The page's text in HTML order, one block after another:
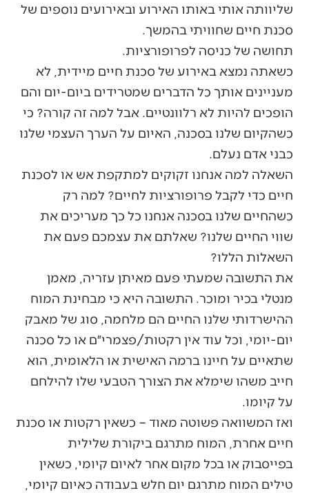
שליוותה אותי באותו האירוע ובאירועים נוספים של
סכנת חיים שחוויתי בהמשך.
תחושה של כניסה לפרופורציות.
כשאתה נמצא באירוע של סכנת חיים מיידית, לא
מעניינים אותך כל הדברים שמטרידים ביום-יום והם
הופכים להיות לא רלוונטיים. אבל למה זה קורה? כי
כשהקיום שלנו בסכנה, האיום על הערך העצמי שלנו
כבני אדם נעלם.
השאלה למה אנחנו זקוקים למתקפת אש או לסכנת
חיים כדי לקבל פרופורציות לחיים? למה רק
כשהחיים שלנו בסכנה אנחנו כל כך מעריכים את
שווי החיים שלנו? שאלתם את עצמכם פעם את
השאלות הללו?
את התשובה שמעתי פעם מאיתן עזריה, מאמן
מנטלי בכיר ומוכר. התשובה היא כי מבחינת המוח
ההישרדותי שלנו החיים הם מלחמה, סוג של מאבק
יום-יומי, וכל עוד אין רקטות/פצמרי״ם או כל סכנה
שתאיים על חיינו ברמה האישית או הלאומית, הוא
חייב משהו שימלא את הצורך הטבעי שלו להילחם
על קיומו.
ואז המשוואה פשוטה מאוד – כשאין רקטות או סכנת
חיים אחרת, המוח מתרגם ביקורת שלילית
בפייסבוק או בכל מקום אחר לאיום קיומי, כשאין
טילים המוח מתרגם יום חלש בעבודה כאיום קיומי,